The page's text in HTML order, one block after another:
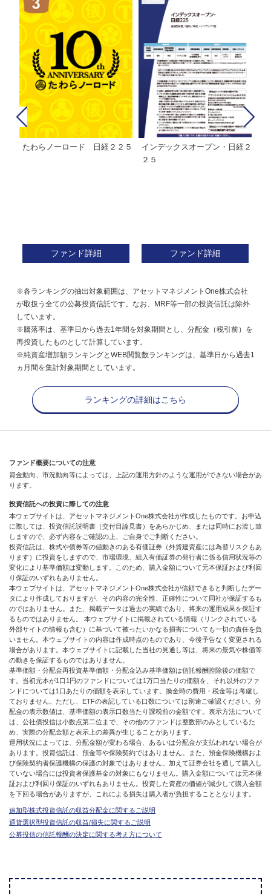
たわらノーロード 日経２２５
ファンド詳細
インデックスオープン・日経２
２５
ファンド詳細
※各ランキングの抽出対象範囲は、アセットマネジメントOne株式会社
が取扱う全ての公募投資信託です。なお、MRF等一部の投資信託は除外
しています。
※騰落率は、基準日から過去1年間を対象期間とし、分配金（税引前）を
再投資したものとして計算しています。
※純資産増加額ランキングとWEB閲覧数ランキングは、基準日から過去1
ヵ月間を集計対象期間としています。
ランキングの詳細はこちら
ファンド概要についての注意
資金動向、市況動向等によっては、上記の運用方針のような運用ができない場合があ
ります。
投資信託への投資に際しての注意
本ウェブサイトは、アセットマネジメントOne株式会社が作成したものです。お申込
に際しては、投資信託説明書（交付目論見書）をあらかじめ、または同時にお渡し致
しますので、必ず内容をご確認の上、ご自身でご判断ください。
投資信託は、株式や債券等の値動きのある有価証券（外貨建資産には為替リスクもあ
ります）に投資をしますので、市場環境、組入有価証券の発行者に係る信用状況等の
変化により基準価額は変動します。このため、購入金額について元本保証および利回
り保証のいずれもありません。
本ウェブサイトは、アセットマネジメントOne株式会社が信頼できると判断したデー
タにより作成しておりますが、その内容の完全性、正確性について同社が保証するも
のではありません。また、掲載データは過去の実績であり、将来の運用成果を保証す
るものではありません。 本ウェブサイトに掲載されている情報（リンクされている
外部サイトの情報も含む）に基づいて被ったいかなる損害についても一切の責任を負
いません。本ウェブサイトの内容は作成時点のものであり、今後予告なく変更される
場合があります。本ウェブサイトに記載した当社の見通し等は、将来の景気や株価等
の動きを保証するものではありません。
基準価額・分配金再投資基準価額・分配金込み基準価額は信託報酬控除後の価額で
す。当初元本が1口1円のファンドについては1万口当たりの価額を、それ以外のファ
ンドについては1口あたりの価額を表示しています。換金時の費用・税金等は考慮し
ておりません。ただし、ETFの表記している口数については別途ご確認ください。分
配金の表示数値は、基準価額の表示口数当たり課税前の金額です。表示方法について
は、公社債投信は小数点第二位まで、その他のファンドは整数部のみとしているた
め、実際の分配金額と表示上の差異が生じることがあります。
運用状況によっては、分配金額が変わる場合、あるいは分配金が支払われない場合が
あります。投資信託は、預金等や保険契約ではありません。また、預金保険機構およ
び保険契約者保護機構の保護の対象ではありません。加えて証券会社を通して購入し
ていない場合には投資者保護基金の対象にもなりません。購入金額については元本保
証および利回り保証のいずれもありません。投資した資産の価値が減少して購入金額
を下回る場合がありますが、これによる損失は購入者が負担することとなります。
追加型株式投資信託の収益分配金に関するご説明
通貨選択型投資信託の収益/損失に関するご説明
公募投信の信託報酬の決定に関する考え方について